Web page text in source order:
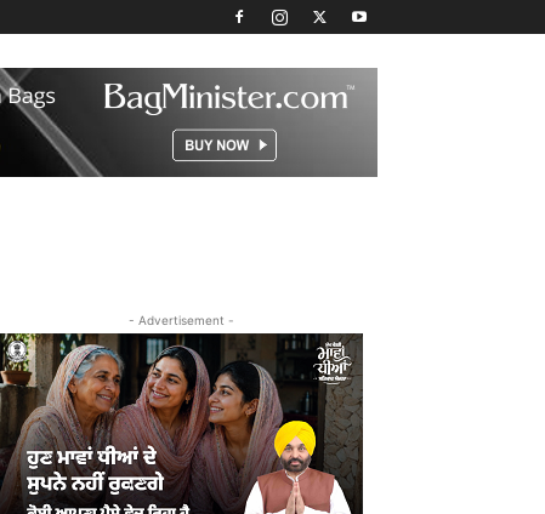
- Advertisement -